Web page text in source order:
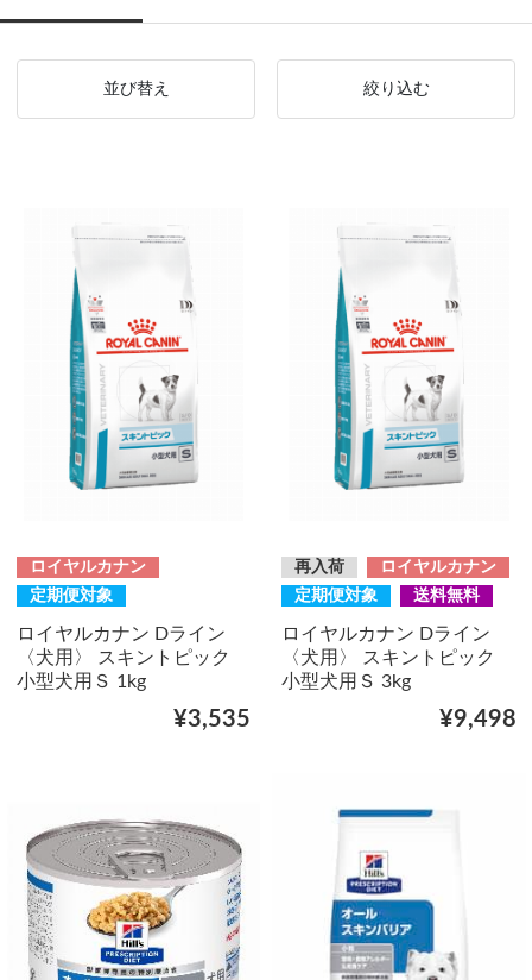
並び替え 絞り込む
ロイヤルカナン
定期便対象
ロイヤルカナン Dライン
〈犬用〉 スキントピック
小型犬用Ｓ 1kg
¥3,535
再入荷
ロイヤルカナン
定期便対象
送料無料
ロイヤルカナン Dライン
〈犬用〉 スキントピック
小型犬用Ｓ 3kg
¥9,498